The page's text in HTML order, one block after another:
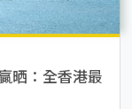
晒：全香港最